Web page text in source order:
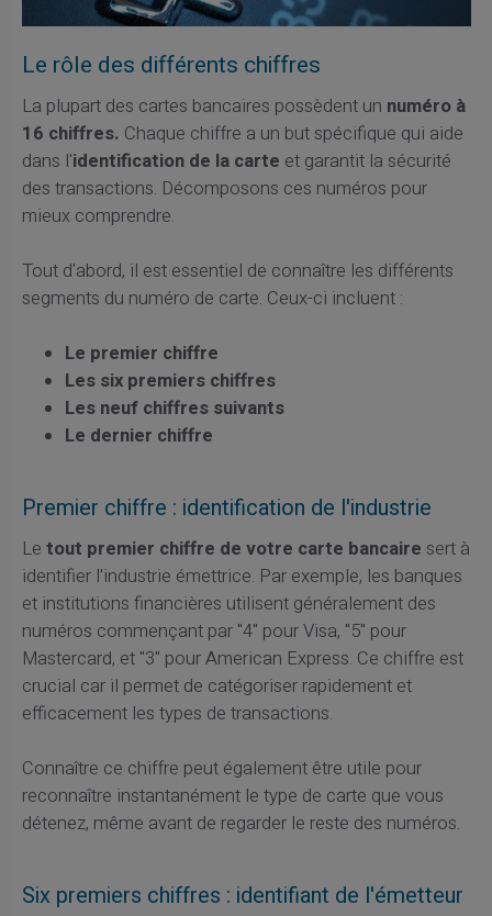
Le rôle des différents chiffres
La plupart des cartes bancaires possèdent un numéro à
16 chiffres. Chaque chiffre a un but spécifique qui aide
dans l'identification de la carte et garantit la sécurité
des transactions. Décomposons ces numéros pour
mieux comprendre.
Tout d'abord, il est essentiel de connaître les différents
segments du numéro de carte. Ceux-ci incluent :
Le premier chiffre
Les six premiers chiffres
Les neuf chiffres suivants
Le dernier chiffre
Premier chiffre : identification de l'industrie
Le tout premier chiffre de votre carte bancaire sert à
identifier l'industrie émettrice. Par exemple, les banques
et institutions financières utilisent généralement des
numéros commençant par "4" pour Visa, "5" pour
Mastercard, et "3" pour American Express. Ce chiffre est
crucial car il permet de catégoriser rapidement et
efficacement les types de transactions.
Connaître ce chiffre peut également être utile pour
reconnaître instantanément le type de carte que vous
détenez, même avant de regarder le reste des numéros.
Six premiers chiffres : identifiant de l'émetteur